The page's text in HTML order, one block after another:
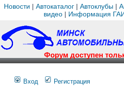
Новости | Автокаталог | Автоклубы |
видео| Информация
Форум доступен
Вход
Регистрация